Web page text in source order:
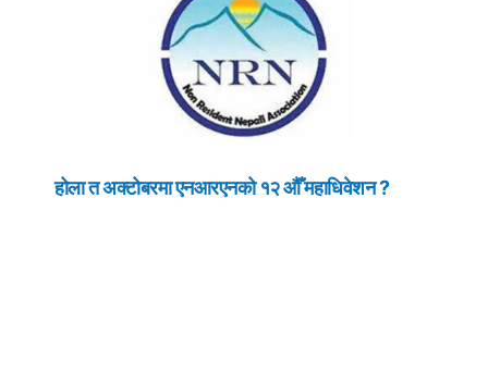
होला त अक्टोबरमा एनआरएनको १२ औँ महाधिवेशन ?